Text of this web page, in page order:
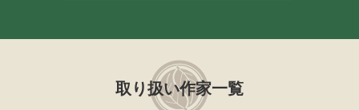
取り扱い作家一覧